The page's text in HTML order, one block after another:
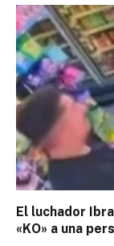
El luchador
«KO» a una